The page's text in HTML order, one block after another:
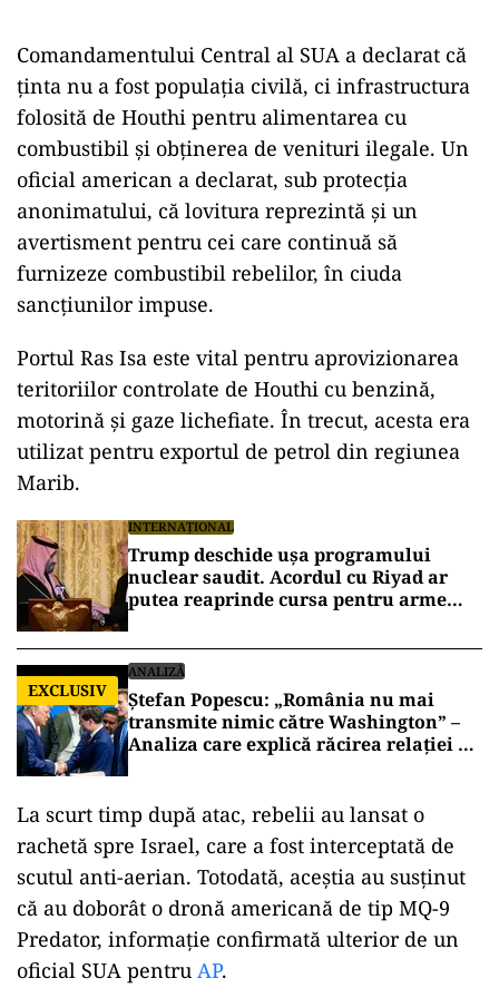
Comandamentului Central al SUA a declarat că
ținta nu a fost populația civilă, ci infrastructura
folosită de Houthi pentru alimentarea cu
combustibil și obținerea de venituri ilegale. Un
oficial american a declarat, sub protecția
anonimatului, că lovitura reprezintă și un
avertisment pentru cei care continuă să
furnizeze combustibil rebelilor, în ciuda
sancțiunilor impuse.
Portul Ras Isa este vital pentru aprovizionarea
teritoriilor controlate de Houthi cu benzină,
motorină și gaze lichefiate. În trecut, acesta era
utilizat pentru exportul de petrol din regiunea
Marib.
INTERNAȚIONAL
Trump deschide ușa programului
nuclear saudit. Acordul cu Riyad ar
putea reaprinde cursa pentru arme
EXCLUSIV
ANALIZĂ
Ștefan Popescu: „România nu mai
transmite nimic către Washington” –
Analiza care explică răcirea relației cu
La scurt timp după atac, rebelii au lansat o
rachetă spre Israel, care a fost interceptată de
scutul anti-aerian. Totodată, aceștia au susținut
că au doborât o dronă americană de tip MQ-9
Predator, informație confirmată ulterior de un
oficial SUA pentru AP.